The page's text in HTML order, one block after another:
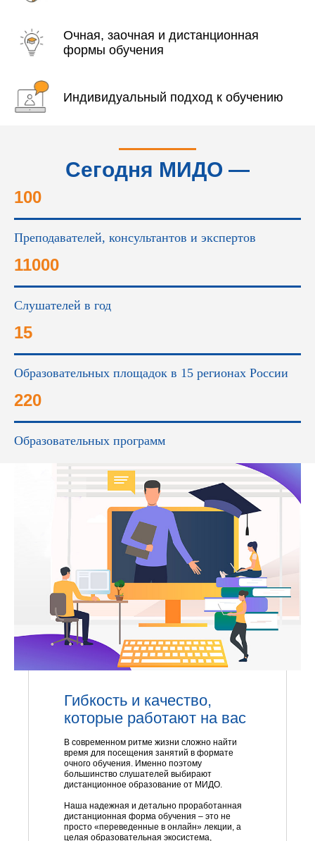
Очная, заочная и дистанционная
формы обучения
Индивидуальный подход к обучению
Сегодня МИДО —
100
Преподавателей, консультантов и экспертов
11000
Слушателей в год
15
Образовательных площадок в 15 регионах России
220
Образовательных программ
Гибкость и качество,
которые работают на вас
В современном ритме жизни сложно найти
время для посещения занятий в формате
очного обучения. Именно поэтому
большинство слушателей выбирают
дистанционное образование от МИДО.
Наша надежная и детально проработанная
дистанционная форма обучения – это не
просто «переведенные в онлайн» лекции, а
целая образовательная экосистема,